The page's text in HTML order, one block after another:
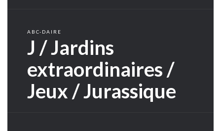
ABC-DAIRE
J / Jardins
extraordinaires /
Jeux / Jurassique